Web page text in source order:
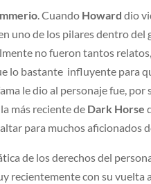
. Cuando Howard dio
uno de los pilares dentro del
no fueron tantos
lo bastante influyente para
le dio al personaje fue,
la más reciente de Dark Horse
para muchos aficionados
de los derechos del
recientemente con su vuelta